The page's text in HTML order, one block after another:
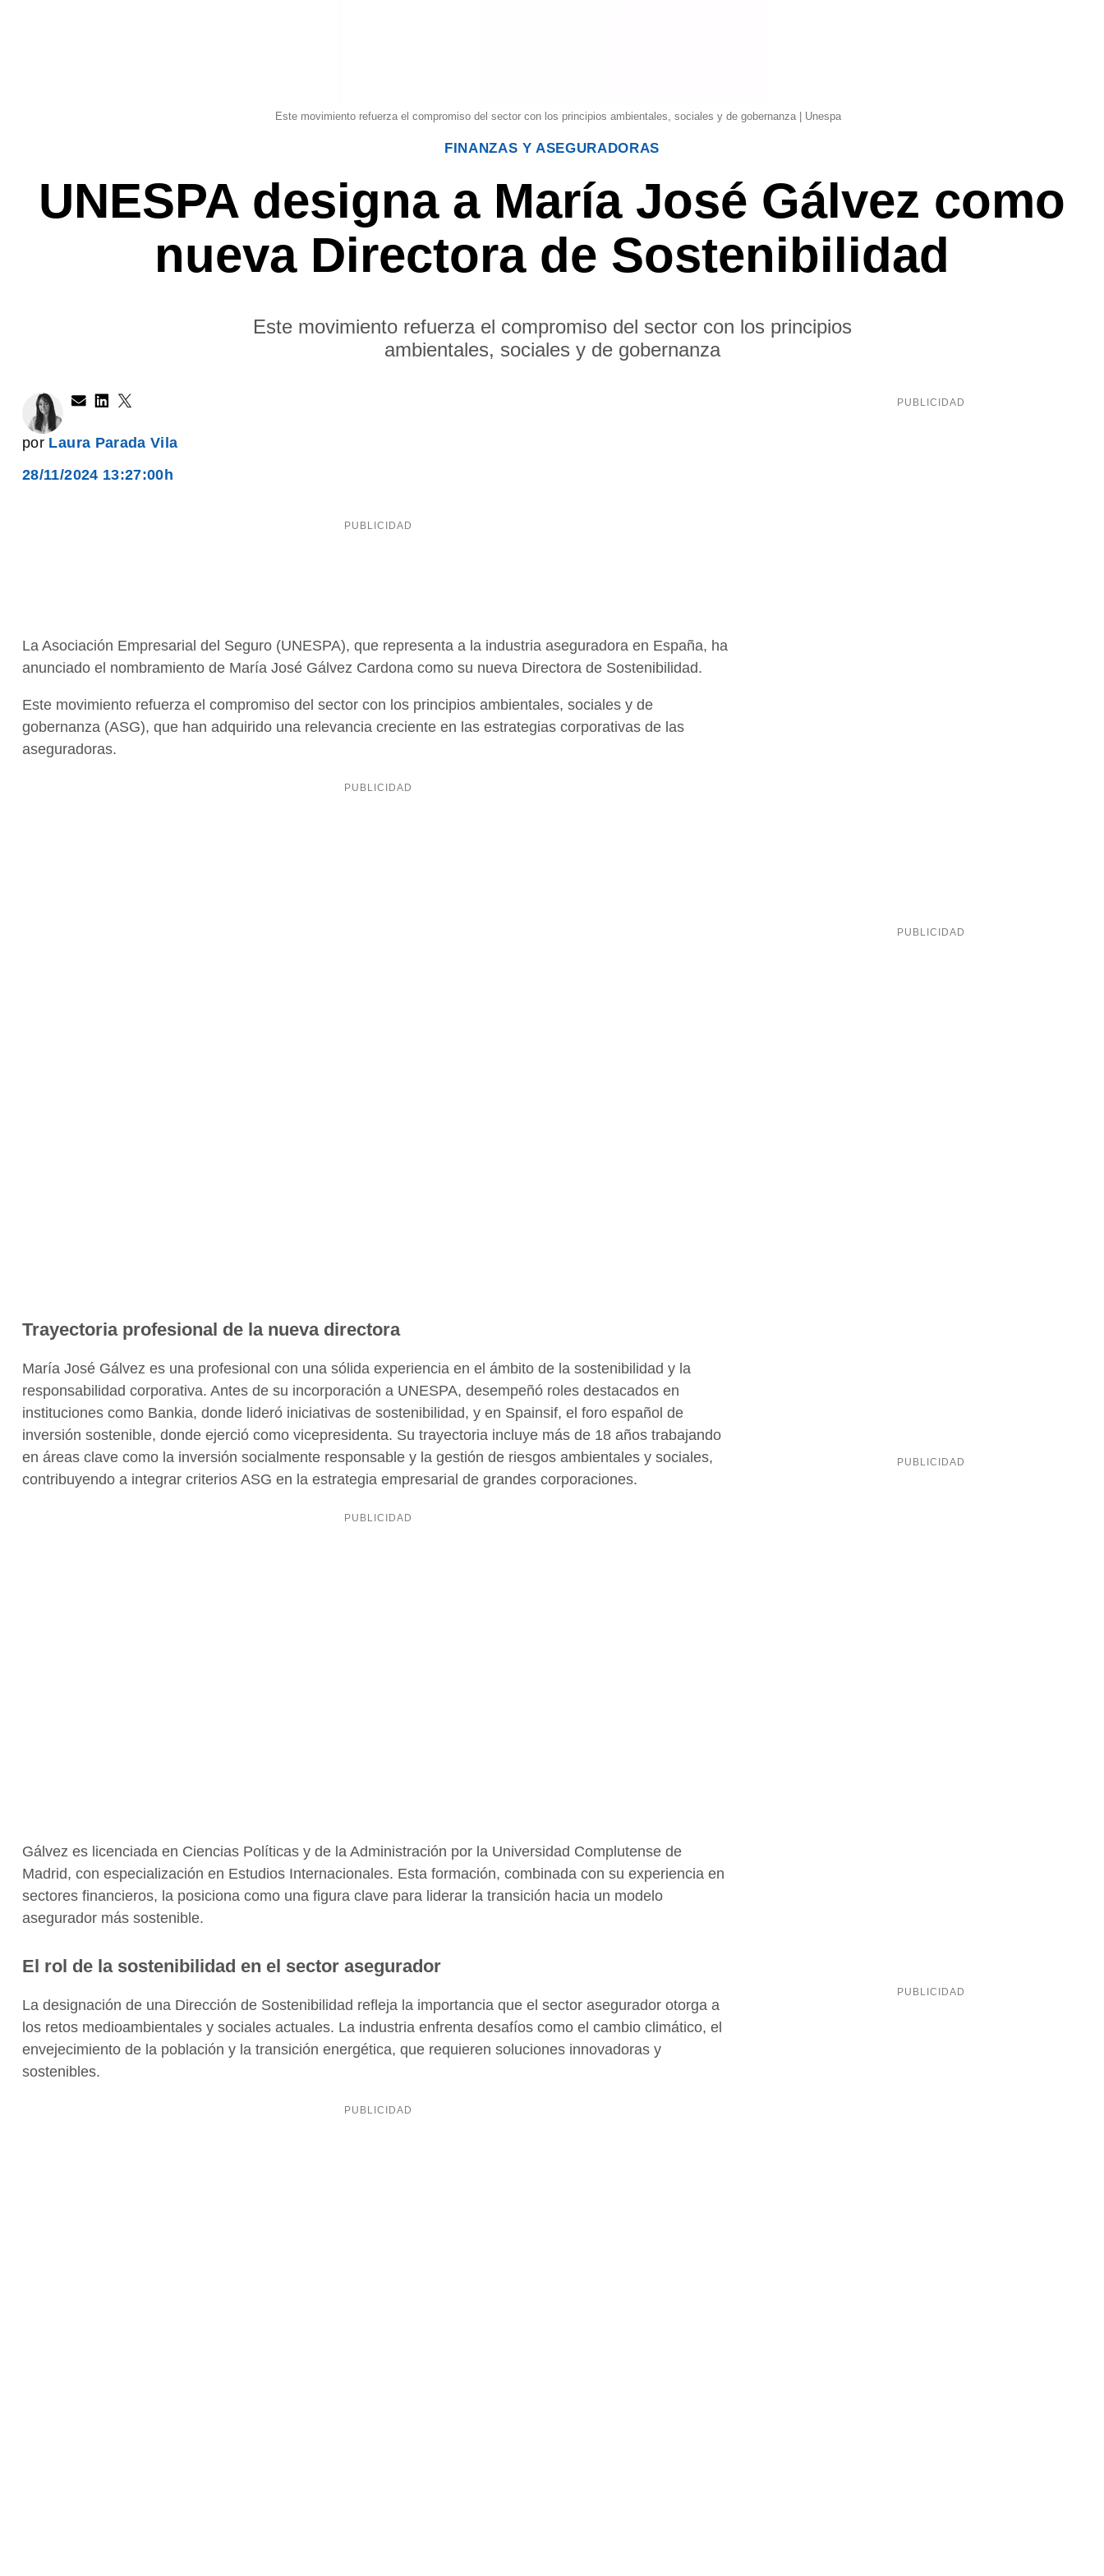
Este movimiento refuerza el compromiso del sector con los principios ambientales, sociales y de gobernanza | Unespa
FINANZAS Y ASEGURADORAS
UNESPA designa a María José Gálvez como
nueva Directora de Sostenibilidad
Este movimiento refuerza el compromiso del sector con los principios
ambientales, sociales y de gobernanza
por Laura Parada Vila
28/11/2024 13:27:00h
La Asociación Empresarial del Seguro (UNESPA), que representa a la industria aseguradora en España, ha
anunciado el nombramiento de María José Gálvez Cardona como su nueva Directora de Sostenibilidad.
Este movimiento refuerza el compromiso del sector con los principios ambientales, sociales y de
gobernanza (ASG), que han adquirido una relevancia creciente en las estrategias corporativas de las
aseguradoras.
Trayectoria profesional de la nueva directora
María José Gálvez es una profesional con una sólida experiencia en el ámbito de la sostenibilidad y la
responsabilidad corporativa. Antes de su incorporación a UNESPA, desempeñó roles destacados en
instituciones como Bankia, donde lideró iniciativas de sostenibilidad, y en Spainsif, el foro español de
inversión sostenible, donde ejerció como vicepresidenta. Su trayectoria incluye más de 18 años trabajando
en áreas clave como la inversión socialmente responsable y la gestión de riesgos ambientales y sociales,
contribuyendo a integrar criterios ASG en la estrategia empresarial de grandes corporaciones.
Gálvez es licenciada en Ciencias Políticas y de la Administración por la Universidad Complutense de
Madrid, con especialización en Estudios Internacionales. Esta formación, combinada con su experiencia en
sectores financieros, la posiciona como una figura clave para liderar la transición hacia un modelo
asegurador más sostenible.
El rol de la sostenibilidad en el sector asegurador
La designación de una Dirección de Sostenibilidad refleja la importancia que el sector asegurador otorga a
los retos medioambientales y sociales actuales. La industria enfrenta desafíos como el cambio climático, el
envejecimiento de la población y la transición energética, que requieren soluciones innovadoras y
sostenibles.